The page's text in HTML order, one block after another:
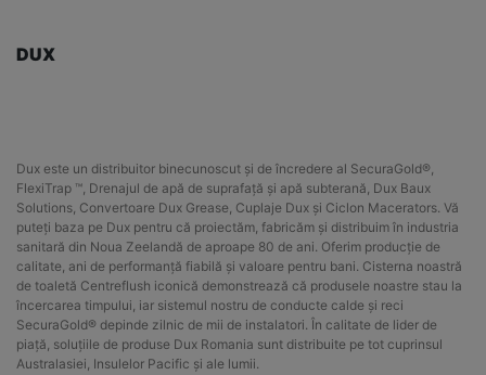
DUX
Dux este un distribuitor binecunoscut și de încredere al SecuraGold®,
FlexiTrap ™, Drenajul de apă de suprafață și apă subterană, Dux Baux
Solutions, Convertoare Dux Grease, Cuplaje Dux și Ciclon Macerators. Vă
puteți baza pe Dux pentru că proiectăm, fabricăm și distribuim în industria
sanitară din Noua Zeelandă de aproape 80 de ani. Oferim producție de
calitate, ani de performanță fiabilă și valoare pentru bani. Cisterna noastră
de toaletă Centreflush iconică demonstrează că produsele noastre stau la
încercarea timpului, iar sistemul nostru de conducte calde și reci
SecuraGold® depinde zilnic de mii de instalatori. În calitate de lider de
piață, soluțiile de produse Dux Romania sunt distribuite pe tot cuprinsul
Australasiei, Insulelor Pacific și ale lumii.